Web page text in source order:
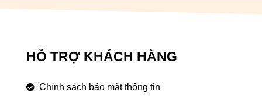
HỖ TRỢ KHÁCH HÀNG
Chính sách bảo mật thông tin